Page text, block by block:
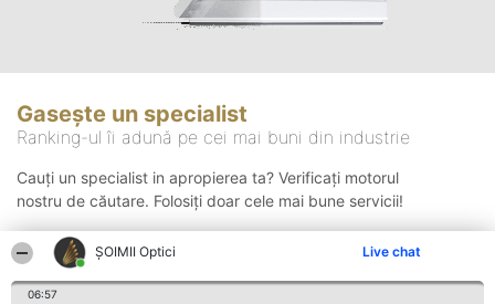
ȘOIMII Optici Live chat
06:57
Gasește un specialist
Ranking-ul îi adună pe cei mai buni din industrie
Cauți un specialist in apropierea ta? Verificați motorul
nostru de căutare. Folosiți doar cele mai bune servicii!